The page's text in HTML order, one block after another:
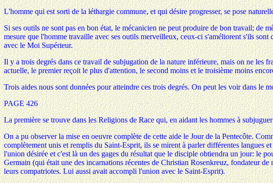
L'homme qui est sorti de la léthargie commune, et qui désire progresser, se pose
Si ses outils ne sont pas en bon état, le mécanicien ne peut produire de bon travail; de
mesure que l'homme travaille avec ses outils merveilleux, ceux-ci s'améliorent s'ils
avec le Moi Supérieur.
Il y a trois degrés dans ce travail de subjugation de la nature inférieure, mais on ne les
actuelle, le premier reçoit le plus d'attention, le second moins et le troisième moins
Trois aides nous sont données pour atteindre ces trois degrés. On peut les voir dans le
PAGE 426
La première se trouve dans les Religions de Race qui, en aidant les hommes à
On a pu observer la mise en oeuvre complète de cette aide le Jour de la Pentecôte.
complètement unis et remplis du Saint-Esprit, ils se mirent à parler différentes langues
l'union désirée et c'est là un des gages du résultat que le disciple obtiendra un jour: le
Germain (qui était une des incarnations récentes de Christian Rosenkreuz, fondateur
leurs compatriotes. Lui aussi avait accompli l'union avec le Saint-Esprit).